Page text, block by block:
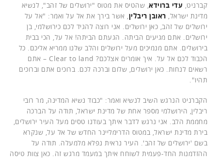
קברניט, עדי ברוידא, שהטיס את מטוס "ירושלים של זהב", לנשיא
מדינת ישראל, ראובן ריבלין, אשר בירך את אל על ואמר: "אל על
ירושלים של זהב, כאן ירושלים. אני רוצה להגיד לכם כירושלמי, בן
ירושלים. אתם מגיעים הביתה. הגעתם הביתה! אל על, הכי בבית
בירושלים. אתם מנמיכים מעל ירושלים והלב שלנו ממריא אליכם. כל
הכבוד לכם אל על. איך אומרים אצלכם? Clear to land – אתם
רשאים לנחות. כאן ירושלים, שלום וברכה לכם. ברוכים אתם וברוכים
תהיו".
הקברניט הנרגש השיב לנשיא ואמר: "כבוד נשיא המדינה, מר רובי
ריבלין, הירושלמי מספר אחת של מדינת ישראל, תודה על הברכה
מחממת הלב. אני נרגש לדבר איתך בעודנו טסים מעל העיר ירושלים,
בירת מדינת ישראל, במטוס הדרימליינר החדש של אל על, שנקרא
בשם 'ירושלים של זהב'. העיר נראית נפלא מלמעלה. תודה על
ההזדמנות החד-פעמית לשוחח איתך במעמד מרגש זה. כאן צוות טיסה